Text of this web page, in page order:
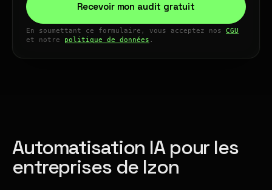
Recevoir mon audit gratuit
En soumettant ce formulaire, vous acceptez nos CGU
et notre politique de données .
Automatisation IA pour les
entreprises de Izon